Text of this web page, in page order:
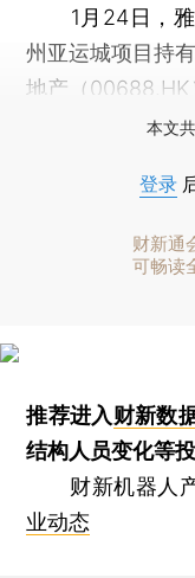
1月24日，雅
州亚运城项目持
地产 （00688.HK
本文
登录
财新通
可畅读
推荐进入财新数
结构人员变化等投
财新机器人产
业动态